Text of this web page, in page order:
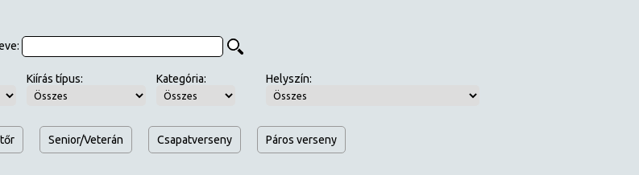
Kiírás típus: Kategória: Helyszín:
Senior/Veterán Csapatverseny Páros verseny